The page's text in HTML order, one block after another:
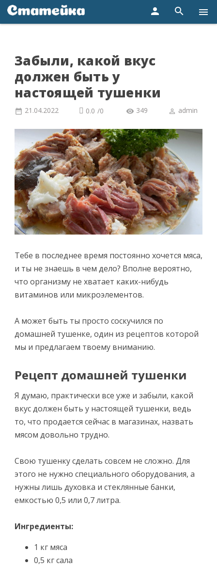
person search menu
Забыли, какой вкус
должен быть у
настоящей тушенки
21.04.2022 0.0 /0 349 admin
Тебе в последнее время постоянно хочется мяса,
и ты не знаешь в чем дело? Вполне вероятно,
что организму не хватает каких-нибудь
витаминов или микроэлементов.
А может быть ты просто соскучился по
домашней тушенке, один из рецептов которой
мы и предлагаем твоему вниманию.
Рецепт домашней тушенки
Я думаю, практически все уже и забыли, какой
вкус должен быть у настоящей тушенки, ведь
то, что продается сейчас в магазинах, назвать
мясом довольно трудно.
Свою тушенку сделать совсем не сложно. Для
этого не нужно специального оборудования, а
нужны лишь духовка и стеклянные банки,
емкостью 0,5 или 0,7 литра.
Ингредиенты:
1 кг мяса
0,5 кг сала